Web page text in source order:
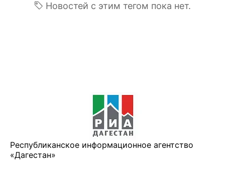
Новостей с этим тегом пока нет.
Республиканское информационное агентство
«Дагестан»